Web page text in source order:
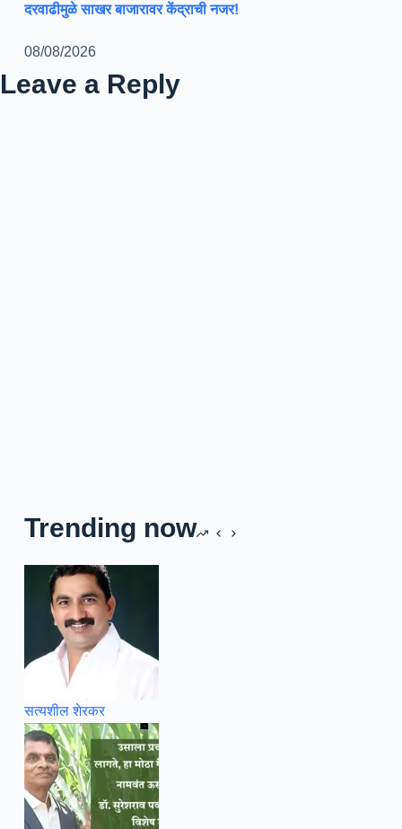
दरवाढीमुळे साखर बाजारावर केंद्राची नजर!
08/08/2026
Leave a Reply
Trending now
सत्यशील शेरकर